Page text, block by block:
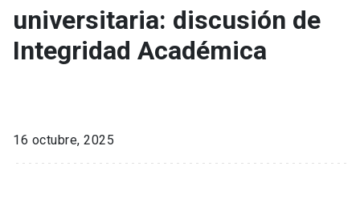
universitaria: discusión de
Integridad Académica
16 octubre, 2025